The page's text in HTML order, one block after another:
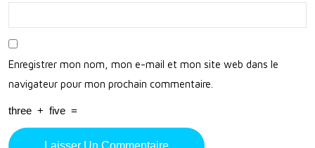
Enregistrer mon nom, mon e-mail et mon site web dans le
navigateur pour mon prochain commentaire.
three + five =